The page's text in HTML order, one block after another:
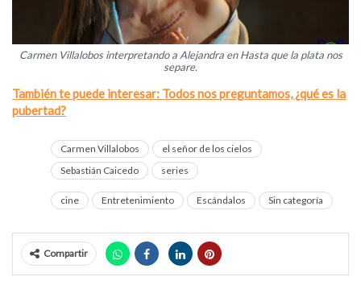
Carmen Villalobos interpretando a Alejandra en Hasta que la plata nos
separe.
También te puede interesar: Todos nos preguntamos, ¿qué es la
pubertad?
Carmen Villalobos
el señor de los cielos
Sebastián Caicedo
series
cine Entretenimiento Escándalos Sin categoría
Compartir